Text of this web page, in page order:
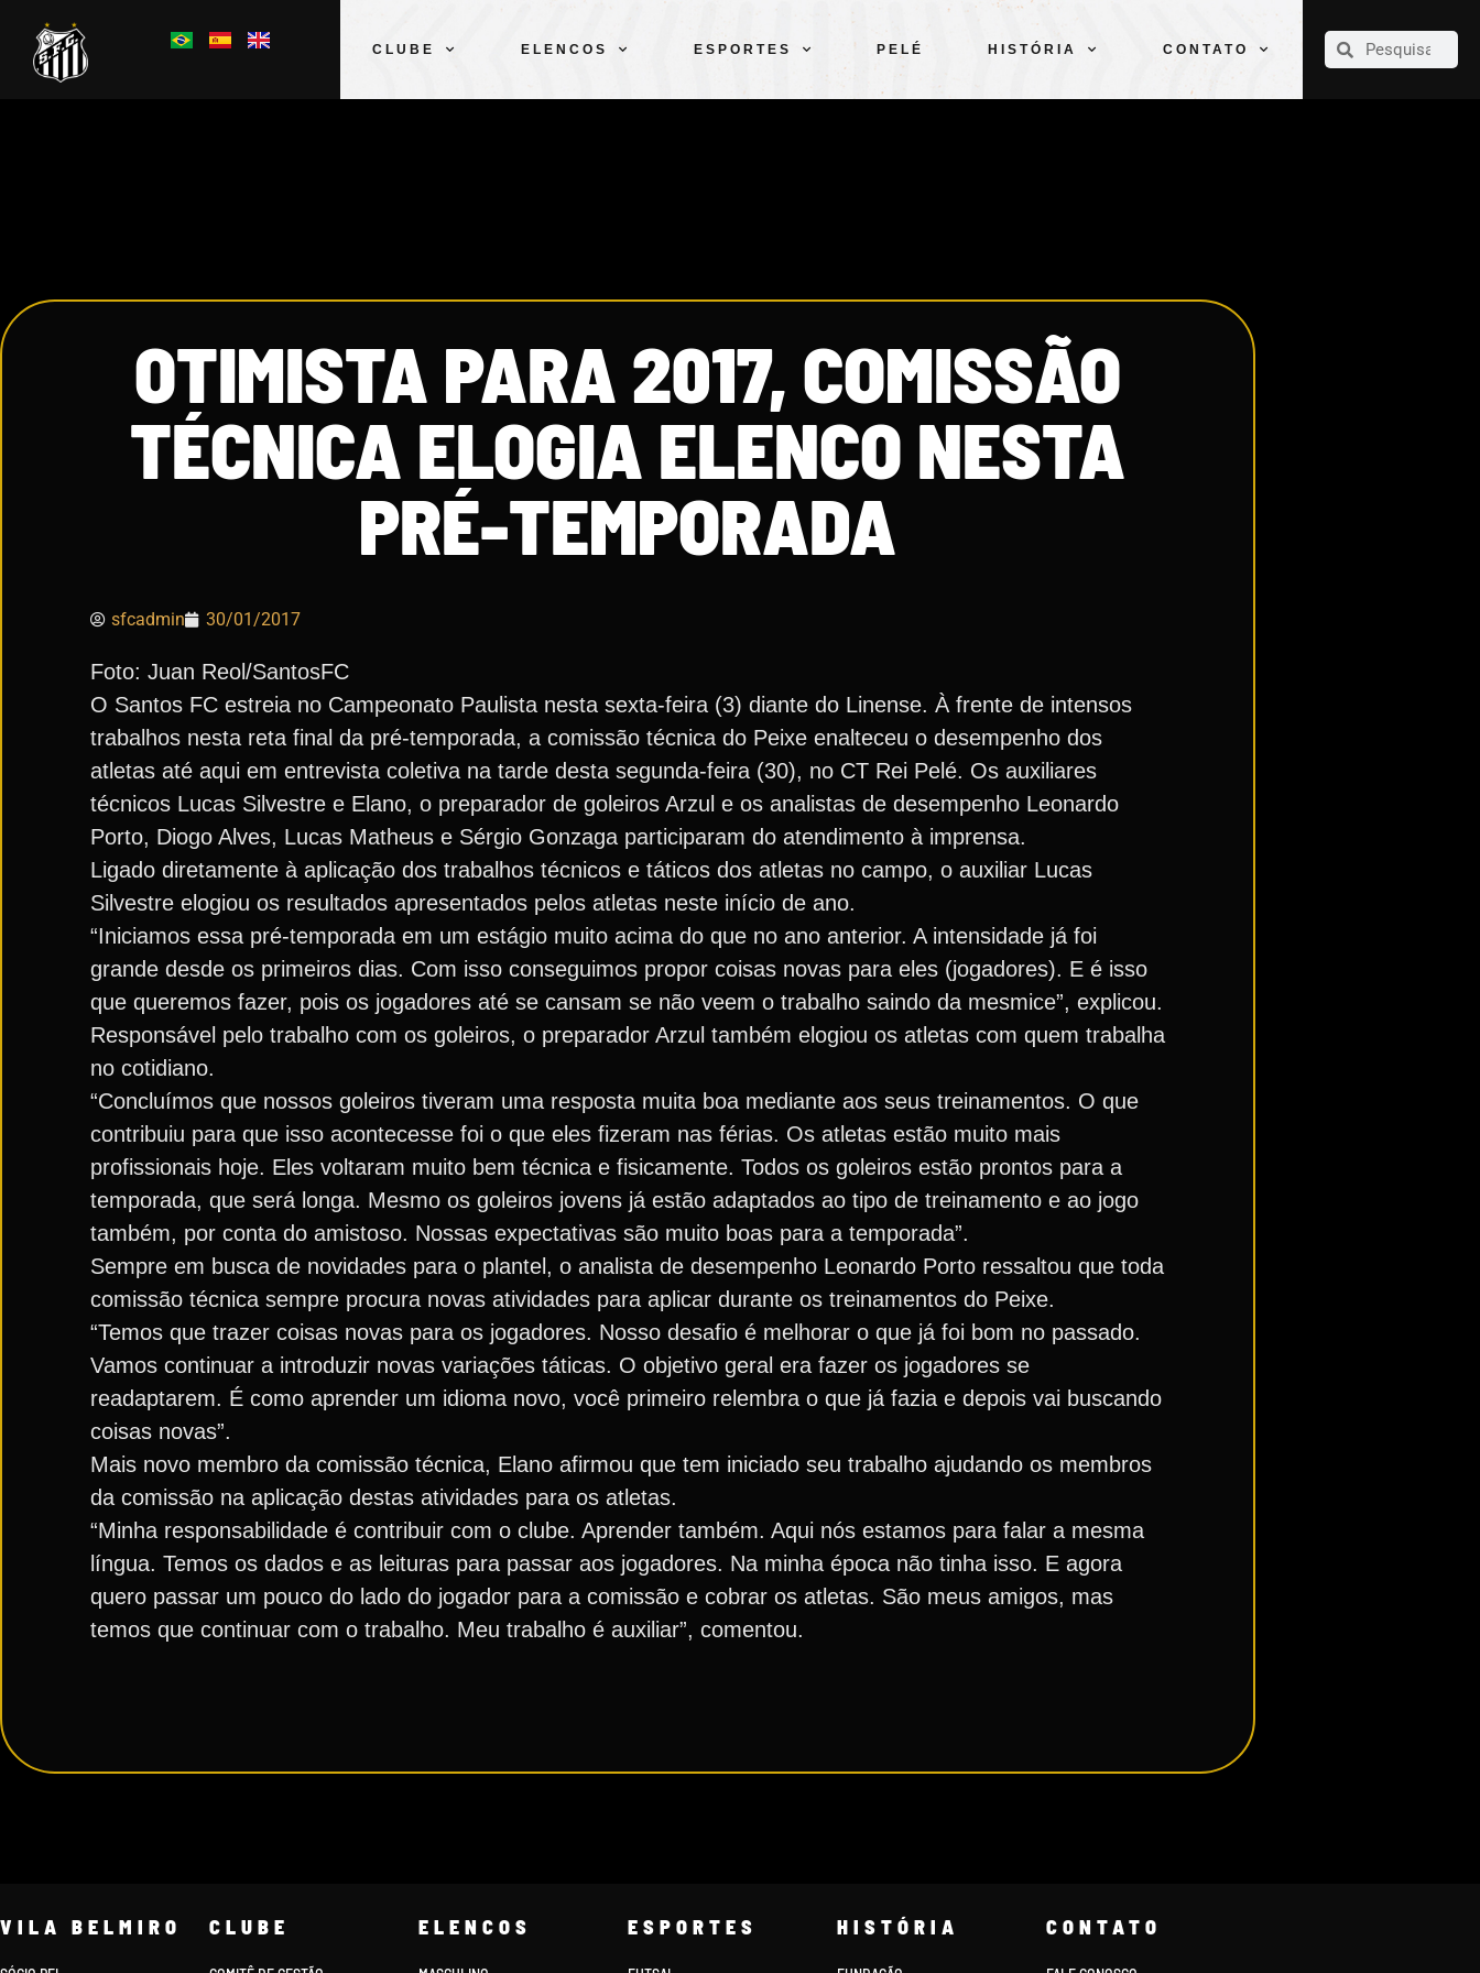
CLUBE ELENCOS ESPORTES PELÉ HISTÓRIA CONTATO
CLUBE
OTIMISTA PARA 2017, COMISSÃO
TÉCNICA ELOGIA ELENCO NESTA
PRÉ-TEMPORADA
sfcadmin 30/01/2017
Foto: Juan Reol/SantosFC
O Santos FC estreia no Campeonato Paulista nesta sexta-feira (3) diante do Linense. À frente de intensos
trabalhos nesta reta final da pré-temporada, a comissão técnica do Peixe enalteceu o desempenho dos
atletas até aqui em entrevista coletiva na tarde desta segunda-feira (30), no CT Rei Pelé. Os auxiliares
técnicos Lucas Silvestre e Elano, o preparador de goleiros Arzul e os analistas de desempenho Leonardo
Porto, Diogo Alves, Lucas Matheus e Sérgio Gonzaga participaram do atendimento à imprensa.
Ligado diretamente à aplicação dos trabalhos técnicos e táticos dos atletas no campo, o auxiliar Lucas
Silvestre elogiou os resultados apresentados pelos atletas neste início de ano.
“Iniciamos essa pré-temporada em um estágio muito acima do que no ano anterior. A intensidade já foi
grande desde os primeiros dias. Com isso conseguimos propor coisas novas para eles (jogadores). E é isso
que queremos fazer, pois os jogadores até se cansam se não veem o trabalho saindo da mesmice”, explicou.
Responsável pelo trabalho com os goleiros, o preparador Arzul também elogiou os atletas com quem trabalha
no cotidiano.
“Concluímos que nossos goleiros tiveram uma resposta muita boa mediante aos seus treinamentos. O que
contribuiu para que isso acontecesse foi o que eles fizeram nas férias. Os atletas estão muito mais
profissionais hoje. Eles voltaram muito bem técnica e fisicamente. Todos os goleiros estão prontos para a
temporada, que será longa. Mesmo os goleiros jovens já estão adaptados ao tipo de treinamento e ao jogo
também, por conta do amistoso. Nossas expectativas são muito boas para a temporada”.
Sempre em busca de novidades para o plantel, o analista de desempenho Leonardo Porto ressaltou que toda
comissão técnica sempre procura novas atividades para aplicar durante os treinamentos do Peixe.
“Temos que trazer coisas novas para os jogadores. Nosso desafio é melhorar o que já foi bom no passado.
Vamos continuar a introduzir novas variações táticas. O objetivo geral era fazer os jogadores se
readaptarem. É como aprender um idioma novo, você primeiro relembra o que já fazia e depois vai buscando
coisas novas”.
Mais novo membro da comissão técnica, Elano afirmou que tem iniciado seu trabalho ajudando os membros
da comissão na aplicação destas atividades para os atletas.
“Minha responsabilidade é contribuir com o clube. Aprender também. Aqui nós estamos para falar a mesma
língua. Temos os dados e as leituras para passar aos jogadores. Na minha época não tinha isso. E agora
quero passar um pouco do lado do jogador para a comissão e cobrar os atletas. São meus amigos, mas
temos que continuar com o trabalho. Meu trabalho é auxiliar”, comentou.
VILA BELMIRO CLUBE ELENCOS ESPORTES HISTÓRIA CONTATO